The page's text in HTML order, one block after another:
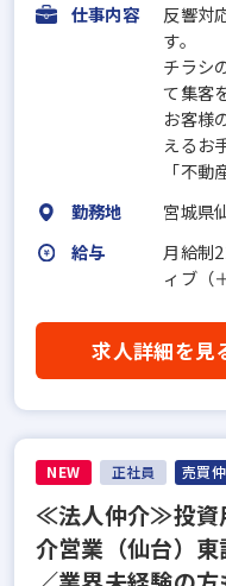
仕事内容
反響対
す。
チラシ
て集客
お客様
えるお
「不
勤務地
宮城県
給与
月給制
ィブ（
求人詳細を見
NEW 正社員 売買
≪法人仲介≫投資
介営業（仙台）